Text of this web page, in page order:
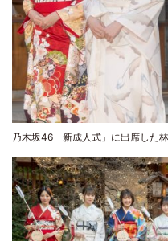
乃木坂46「新成人式」に出席した